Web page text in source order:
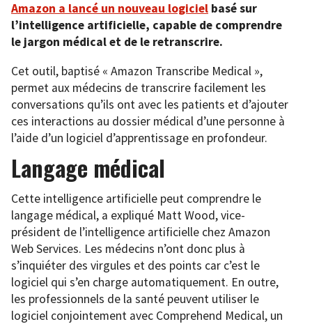
Amazon a lancé un nouveau logiciel basé sur
l’intelligence artificielle, capable de comprendre
le jargon médical et de le retranscrire.
Cet outil, baptisé « Amazon Transcribe Medical »,
permet aux médecins de transcrire facilement les
conversations qu’ils ont avec les patients et d’ajouter
ces interactions au dossier médical d’une personne à
l’aide d’un logiciel d’apprentissage en profondeur.
Langage médical
Cette intelligence artificielle peut comprendre le
langage médical, a expliqué Matt Wood, vice-
président de l’intelligence artificielle chez Amazon
Web Services. Les médecins n’ont donc plus à
s’inquiéter des virgules et des points car c’est le
logiciel qui s’en charge automatiquement. En outre,
les professionnels de la santé peuvent utiliser le
logiciel conjointement avec Comprehend Medical, un